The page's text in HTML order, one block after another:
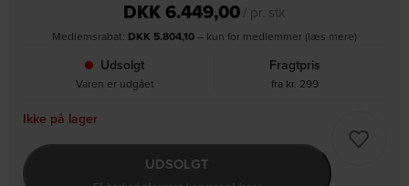
DKK6.449,00/ pr. stk
Medlemsrabat: DKK 5.804,10– kun for medlemmer (læs mere)
Udsolgt
Varen er udgået
Fragtpris
fra kr. 299
Ikke på lager
UDSOLGT